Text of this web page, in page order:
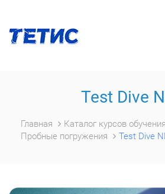
Test Dive
Главная
Каталог курсов
Пробные погружения
Test Dive